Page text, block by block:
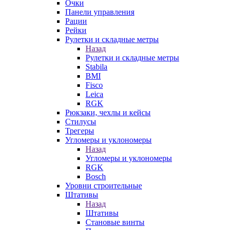
Очки
Панели управления
Рации
Рейки
Рулетки и складные метры
Назад
Рулетки и складные метры
Stabila
BMI
Fisco
Leica
RGK
Рюкзаки, чехлы и кейсы
Стилусы
Трегеры
Угломеры и уклономеры
Назад
Угломеры и уклономеры
RGK
Bosch
Уровни строительные
Штативы
Назад
Штативы
Становые винты